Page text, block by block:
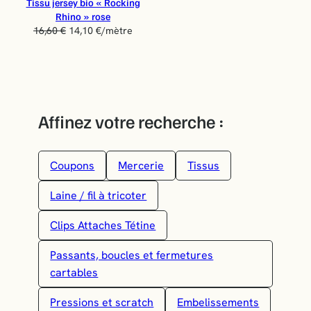
R
Rhino » rose
16,60€ 14,10€/mètre
Affinez votre recherche :
Coupons Mercerie Tissus
Laine / fil à tricoter
Clips Attaches Tétine
Passants, boucles et fermetures
cartables
Pressions et scratch Embelissements